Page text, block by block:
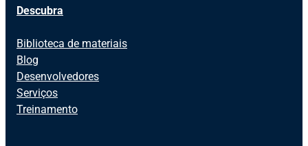
Descubra
Biblioteca de materiais
Blog
Desenvolvedores
Serviços
Treinamento